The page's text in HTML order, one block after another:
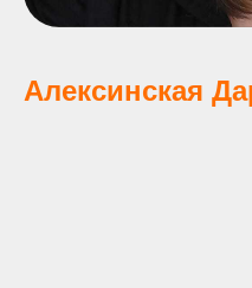
Алексинская